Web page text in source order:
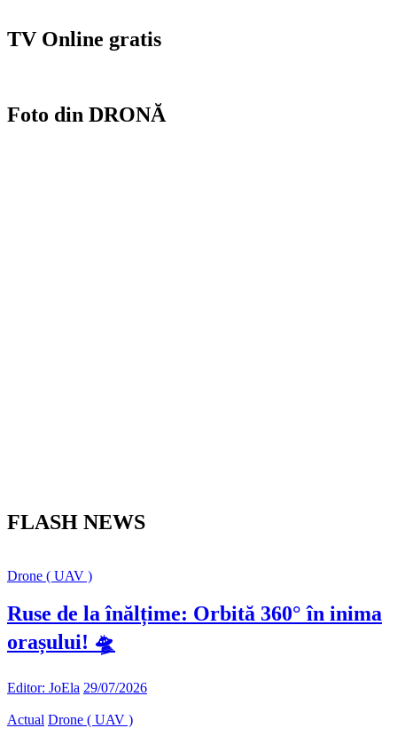
TV Online gratis
Foto din DRONĂ
FLASH NEWS
Drone ( UAV )
Ruse de la înălțime: Orbită 360° în inima
orașului! 🛸
Editor: JoEla 29/07/2026
Actual Drone ( UAV )